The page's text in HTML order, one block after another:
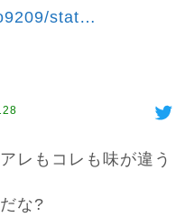
stat…
レもコレも味が違う
な?